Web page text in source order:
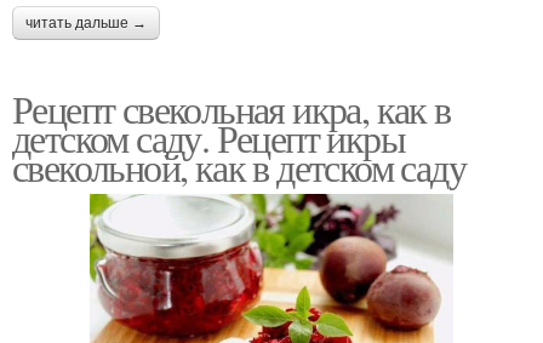
читать дальше →
Рецепт свекольная икра, как в
детском саду. Рецепт икры
свекольной, как в детском саду